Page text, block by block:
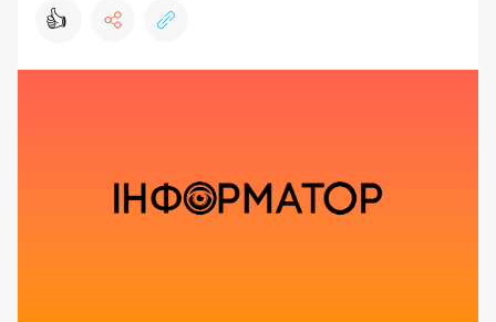
👍